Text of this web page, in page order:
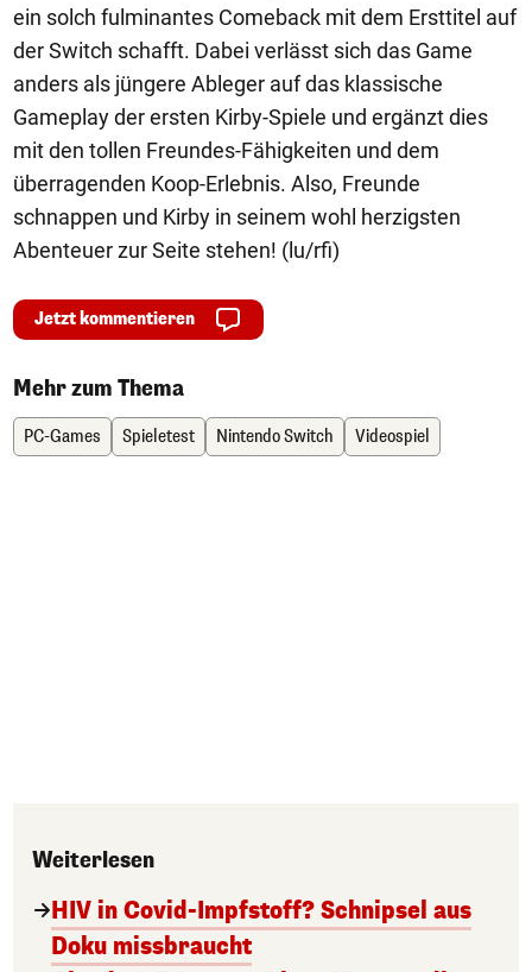
ein solch fulminantes Comeback mit dem Ersttitel auf
der Switch schafft. Dabei verlässt sich das Game
anders als jüngere Ableger auf das klassische
Gameplay der ersten Kirby-Spiele und ergänzt dies
mit den tollen Freundes-Fähigkeiten und dem
überragenden Koop-Erlebnis. Also, Freunde
schnappen und Kirby in seinem wohl herzigsten
Abenteuer zur Seite stehen! (lu/rfi)
Jetzt kommentieren
Mehr zum Thema
PC-Games Spieletest Nintendo Switch Videospiel
Weiterlesen
HIV in Covid-Impfstoff? Schnipsel aus
Doku missbraucht